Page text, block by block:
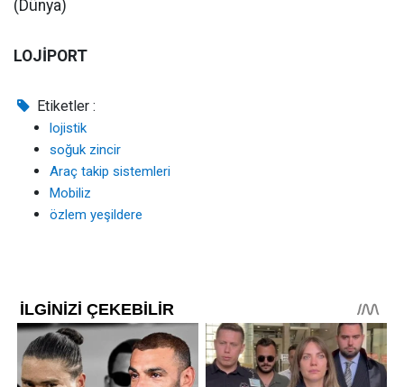
(Dünya)
LOJİPORT
Etiketler :
lojistik
soğuk zincir
Araç takip sistemleri
Mobiliz
özlem yeşildere